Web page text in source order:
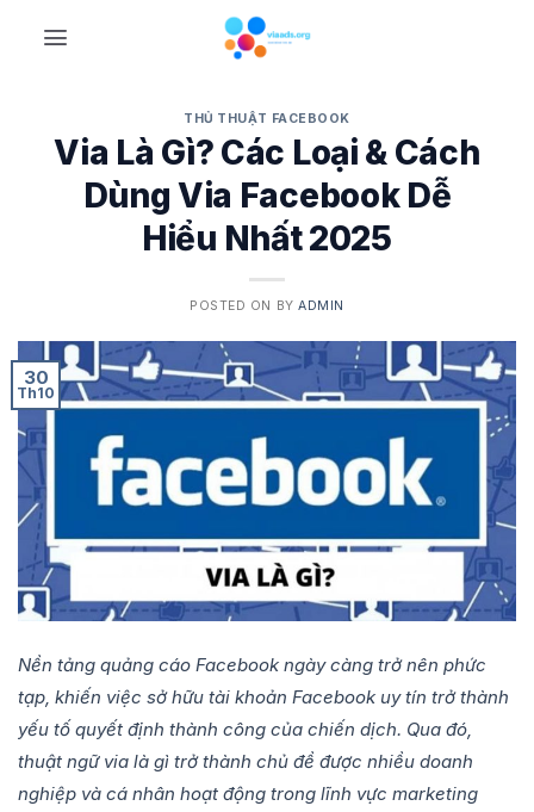
THỦ THUẬT FACEBOOK
Via Là Gì? Các Loại & Cách
Dùng Via Facebook Dễ
Hiểu Nhất 2025
POSTED ON BYADMIN
30
Th10
Nền tảng quảng cáo Facebook ngày càng trở nên phức
tạp, khiến việc sở hữu tài khoản Facebook uy tín trở thành
yếu tố quyết định thành công của chiến dịch. Qua đó,
thuật ngữ via là gì trở thành chủ đề được nhiều doanh
nghiệp và cá nhân hoạt động trong lĩnh vực marketing